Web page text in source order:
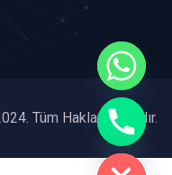
Tüm Hakları Saklıdır.
Hide
chaty